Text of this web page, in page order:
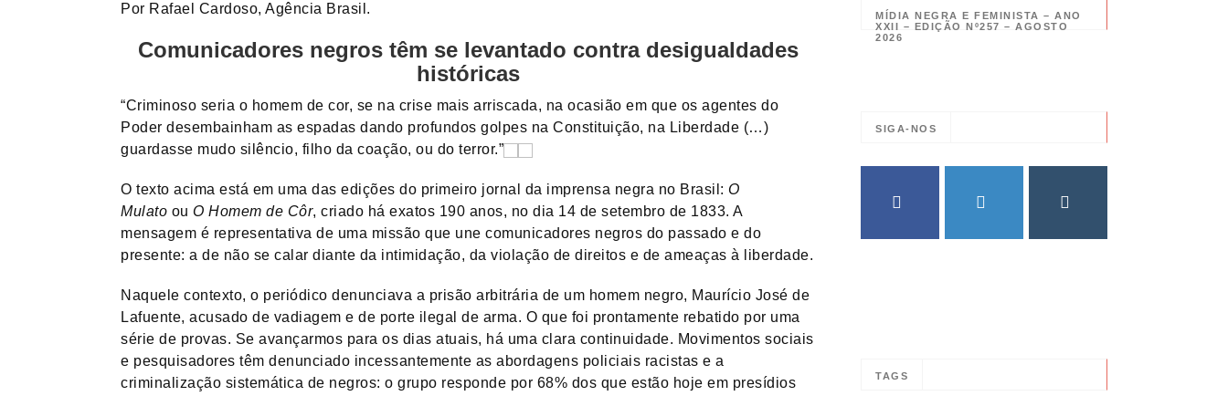
Por Rafael Cardoso, Agência Brasil.
Comunicadores negros têm se levantado contra desigualdades
históricas
“Criminoso seria o homem de cor, se na crise mais arriscada, na ocasião em que os agentes do
Poder desembainham as espadas dando profundos golpes na Constituição, na Liberdade (…)
guardasse mudo silêncio, filho da coação, ou do terror.”
O texto acima está em uma das edições do primeiro jornal da imprensa negra no Brasil: O
Mulato ou O Homem de Côr, criado há exatos 190 anos, no dia 14 de setembro de 1833. A
mensagem é representativa de uma missão que une comunicadores negros do passado e do
presente: a de não se calar diante da intimidação, da violação de direitos e de ameaças à liberdade.
Naquele contexto, o periódico denunciava a prisão arbitrária de um homem negro, Maurício José de
Lafuente, acusado de vadiagem e de porte ilegal de arma. O que foi prontamente rebatido por uma
série de provas. Se avançarmos para os dias atuais, há uma clara continuidade. Movimentos sociais
e pesquisadores têm denunciado incessantemente as abordagens policiais racistas e a
criminalização sistemática de negros: o grupo responde por 68% dos que estão hoje em presídios
MÍDIA NEGRA E FEMINISTA – ANO
XXII – EDIÇÃO Nº257 – AGOSTO
2026
SIGA-NOS
TAGS